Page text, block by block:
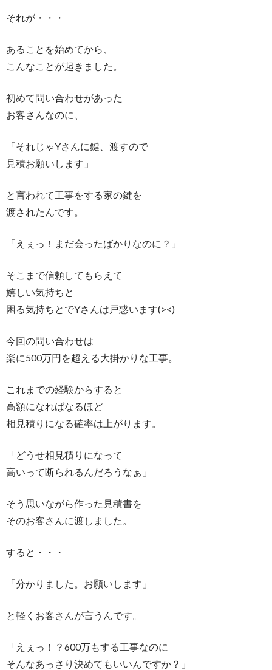
それが・・・
あることを始めてから、
こんなことが起きました。
初めて問い合わせがあった
お客さんなのに、
「それじゃYさんに鍵、渡すので
見積お願いします」
と言われて工事をする家の鍵を
渡されたんです。
「えぇっ！まだ会ったばかりなのに？」
そこまで信頼してもらえて
嬉しい気持ちと
困る気持ちとでYさんは戸惑います(><)
今回の問い合わせは
楽に500万円を超える大掛かりな工事。
これまでの経験からすると
高額になればなるほど
相見積りになる確率は上がります。
「どうせ相見積りになって
高いって断られるんだろうなぁ」
そう思いながら作った見積書を
そのお客さんに渡しました。
すると・・・
「分かりました。お願いします」
と軽くお客さんが言うんです。
「えぇっ！？600万もする工事なのに
そんなあっさり決めてもいいんですか？」